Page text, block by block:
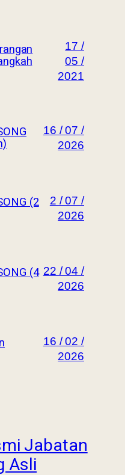
17 /
05 /
2021
16 / 07 /
2026
(2
2 / 07 /
2026
(4 22 / 04 /
2026
16 / 02 /
2026
Jabatan
Asli